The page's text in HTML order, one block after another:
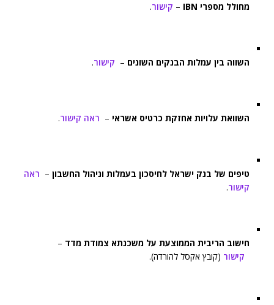
מחולל מספרי IBN – קישור.
השווה בין עמלות הבנקים השונים – קישור.
השוואת עלויות אחזקת כרטיס אשראי – ראה קישור.
טיפים של בנק ישראל לחיסכון בעמלות וניהול החשבון – ראה
קישור.
חישוב הריבית הממוצעת על משכנתא צמודת מדד –
קישור (קובץ אקסל להורדה).